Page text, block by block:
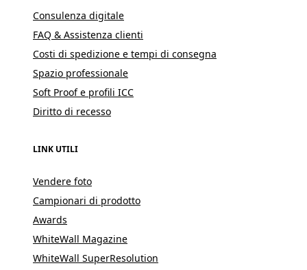
Consulenza digitale
FAQ & Assistenza clienti
Costi di spedizione e tempi di consegna
Spazio professionale
Soft Proof e profili ICC
Diritto di recesso
LINK UTILI
Vendere foto
Campionari di prodotto
Awards
WhiteWall Magazine
WhiteWall SuperResolution